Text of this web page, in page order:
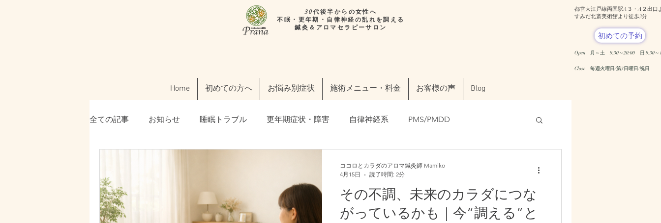
30代後半からの女性へ
不眠・更年期・自律神経の乱れを調える
鍼灸＆アロマセラピーサロン
都営大江戸線両国駅A３・A２出口
​すみだ北斎美術館より徒歩3分
初めての予約
Open 月～土 9:30～20:00 日 9:30～
​Close 毎週火曜日/第3日曜日/祝日
Home 初めての方へ お悩み別症状 施術メニュー・料金 お客様の声 Blog
全ての記事 お知らせ 睡眠トラブル 更年期症状・障害 自律神経系 PMS/PMDD
腸活・ファスティング 「わたしらしく」輝く毎日のために 妊活・不妊治療 メンタルヘルス
その不調、未来のカラダにつな
がっているかも｜今“調える”と
ココロとカラダのアロマ鍼灸師 Mamiko
4月15日
読了時間: 2分